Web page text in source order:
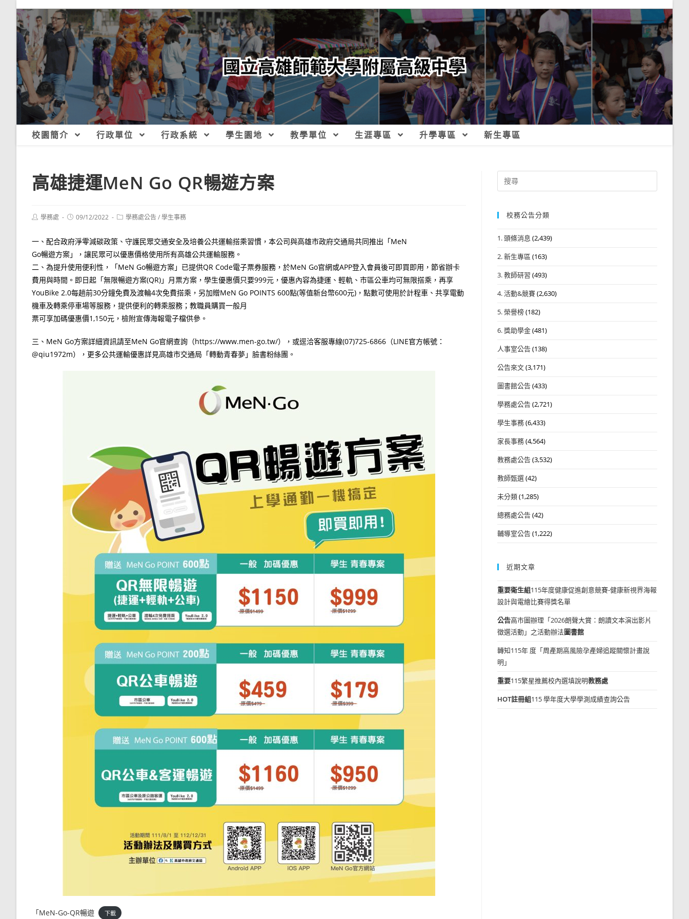
校園簡介 行政單位 行政系統 學生園地 教學單位 生涯專區 升學專區 新生專區
高雄捷運MeN Go QR暢遊方案
Post學務處
Post09/12/2022
Post學務處公告/學生事務
一、配合政府淨零減碳政策、守護民眾交通安全及培養公共運輸搭乘習慣，本公司與高雄市政府交通局共同推出「MeN
Go暢遊方案」，讓民眾可以優惠價格使用所有高雄公共運輸服務。
二、為提升使用便利性，「MeN Go暢遊方案」已提供QR Code電子票券服務，於MeN Go官網或APP登入會員後可即買即用，節省辦卡
費用與時間。即日起「無限暢遊方案(QR)」月票方案，學生優惠價只要999元，優惠內容為捷運、輕軌、市區公車均可無限搭乘，再享
YouBike 2.0每趟前30分鐘免費及渡輪4次免費搭乘，另加贈MeN Go POINTS 600點(等值新台幣600元)，點數可使用於計程車、共享電動
機車及轉乘停車場等服務，提供便利的轉乘服務；教職員購買一般月
票可享加碼優惠價1,150元，檢附宣傳海報電子檔供參。
三、MeN Go方案詳細資訊請至MeN Go官網查詢（https://www.men-go.tw/），或逕洽客服專線(07)725-6866（LINE官方帳號：
@qiu1972m），更多公共運輸優惠詳見高雄市交通局「轉動青春夢」臉書粉絲團。
「MeN-Go-QR暢遊 下載
Search
for:
校務公告分類
1. 頭條消息 (2,439)
2. 新生專區 (163)
3. 教師研習 (493)
4. 活動&競賽(2,630)
5. 榮譽榜(182)
6. 獎助學金(481)
人事室公告(138)
公告來文(3,171)
圖書館公告(433)
學務處公告(2,721)
學生事務(6,433)
家長事務(4,564)
教務處公告(3,532)
教師甄選(42)
未分類(1,285)
總務處公告(42)
輔導室公告(1,222)
近期文章
重要衛生組115年度健康促進創意競賽-健康新視界海報
設計與電繪比賽得獎名單
公告高市圖辦理「2026朗聲大賞：朗讀文本演出影片
徵選活動」之活動辦法圖書館
轉知115年 度「周產期高風險孕產婦追蹤關懷計畫說
明」
重要115繁星推薦校內選填說明教務處
HOT註冊組115 學年度大學學測成績查詢公告